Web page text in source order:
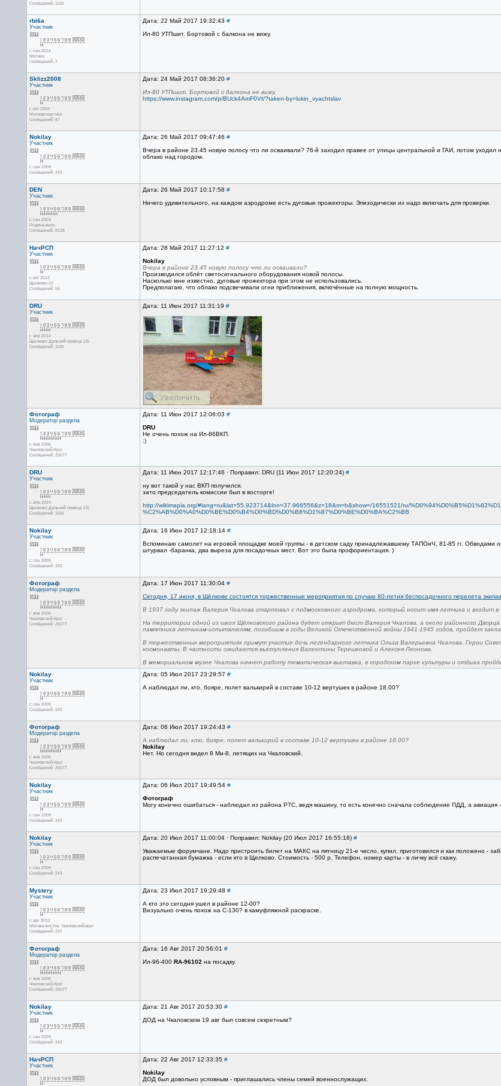
Сообщений: 1165
rbi6a
Участник
с сен 2014
Москва
Сообщений: 7
Дата: 22 Май 2017 19:32:43 #
Ил-80 УТПшит. Бортовой с балкона не вижу.
Sklizz2008
Участник
с окт 2009
Московская обл.
Сообщений: 87
Дата: 24 Май 2017 08:36:20 #
Ил-80 УТПшит. Бортовой с балкона не вижу.
https://www.instagram.com/p/BUck4AmF0Vt/?taken-by=lukin_vyachtslav
Nokilay
Участник
с сен 2009
Сообщений: 243
Дата: 26 Май 2017 09:47:46 #
Вчера в районе 23.45 новую полосу что ли осваивали? 76-й заходил правее от улицы центральной и ГАИ, потом уходил
облако над городом.
DEN
Участник
с сен 2003
Родина-мать
Сообщений: 8128
Дата: 26 Май 2017 10:17:58 #
Ничего удивительного, на каждом аэродроме есть дуговые прожекторы. Эпизодически их надо включать для проверки.
НачРСП
Участник
с окт 2013
Щелково-10
Сообщений: 56
Дата: 28 Май 2017 11:27:12 #
Nokilay
Вчера в районе 23.45 новую полосу что ли осваивали?
Производился облёт светосигнального оборудования новой полосы.
Насколько мне известно, дуговые прожектора при этом не использовались.
Предполагаю, что облако подсвечивали огни приближения, включённые на полную мощность.
DRU
Участник
с апр 2014
Щелково Дальний привод 12L
Сообщений: 1165
Дата: 11 Июн 2017 11:31:19 #
Фотограф
Модератор раздела
с янв 2006
Чкаловский-Круг
Сообщений: 25077
Дата: 11 Июн 2017 12:08:03 #
DRU
Не очень похож на Ил-86ВКП.
:)
DRU
Участник
с апр 2014
Щелково Дальний привод 12L
Сообщений: 1165
Дата: 11 Июн 2017 12:17:46 · Поправил: DRU (11 Июн 2017 12:20:24) #
ну вот такой у нас ВКП получился.
зато председатель комиссии был в восторге!
http://wikimapia.org/#lang=ru&lat=55.923714&lon=37.966556&z=18&m=b&show=/16551521/ru/
%C2%AB%D0%A0%D0%BE%D0%B4%D0%BD%D0%B8%D1%87%D0%BE%D0%BA%C2%BB
Nokilay
Участник
с сен 2009
Сообщений: 243
Дата: 16 Июн 2017 12:18:14 #
Вспоминаю самолет на игровой площадке моей группы - в детском саду принадлежавшему ТАПОиЧ, 81-85 гг. Обводами
штурвал -баранка, два выреза для посадочных мест. Вот это была профориентация. )
Фотограф
Модератор раздела
с янв 2006
Чкаловский-Круг
Сообщений: 25077
Дата: 17 Июн 2017 11:30:04 #
Сегодня, 17 июня, в Щёлкове состоятся торжественные мероприятия по случаю 80-летия беспосадочного перелета
В 1937 году экипаж Валерия Чкалова стартовал с подмосковного аэродрома, который носит имя летчика и входит в
На территории одной из школ Щёлковского района будет открыт бюст Валерия Чкалова, а около районного
памятника летчикам-испытателям, погибшим в годы Великой Отечественной войны 1941-1945 годов, пройдет
В торжественных мероприятиях примут участие дочь легендарного летчика Ольга Валерьевна Чкалова, Герои
космонавты. В частности ожидаются выступления Валентины Терешковой и Алексея Леонова.
В мемориальном музее Чкалова начнет работу тематическая выставка, в городском парке культуры и отдыха
Nokilay
Участник
с сен 2009
Сообщений: 243
Дата: 05 Июл 2017 23:29:57 #
А наблюдал ли, кто, бояре, полет валькирий в составе 10-12 вертушек в районе 18.00?
Фотограф
Модератор раздела
с янв 2006
Чкаловский-Круг
Сообщений: 25077
Дата: 06 Июл 2017 19:24:43 #
А наблюдал ли, кто, бояре, полет валькирий в составе 10-12 вертушек в районе 18.00?
Nokilay
Нет. Но сегодня видел 8 Ми-8, летящих на Чкаловский.
Nokilay
Участник
с сен 2009
Сообщений: 243
Дата: 06 Июл 2017 19:49:54 #
Фотограф
Могу конечно ошибаться - наблюдал из района РТС, ведя машину, то есть конечно сначала соблюдение ПДД, а
Nokilay
Участник
с сен 2009
Сообщений: 243
Дата: 20 Июл 2017 11:00:04 · Поправил: Nokilay (20 Июл 2017 16:55:18) #
Уважаемые форумчане. Надо пристроить билет на МАКС на пятницу 21-е число, купил, приготовился и как положено -
распечатанная бумажка - если кто в Щелково. Стоимость - 500 р. Телефон, номер карты - в личку всё скажу.
Mystery
Участник
с авг 2012
Москва-восток, Чкаловский-круг
Сообщений: 297
Дата: 23 Июл 2017 19:29:48 #
А кто это сегодня ушел в районе 12-00?
Визуально очень похож на С-130? в камуфляжной раскраске.
Фотограф
Модератор раздела
с янв 2006
Чкаловский-Круг
Сообщений: 25077
Дата: 16 Авг 2017 20:56:01 #
Ил-96-400 RA-96102 на посадку.
Nokilay
Участник
с сен 2009
Сообщений: 243
Дата: 21 Авг 2017 20:53:30 #
ДОД на Чкаловском 19 авг был совсем секретным?
НачРСП
Участник
Дата: 22 Авг 2017 12:33:35 #
Nokilay
ДОД был довольно условным - приглашались члены семей военнослужащих.